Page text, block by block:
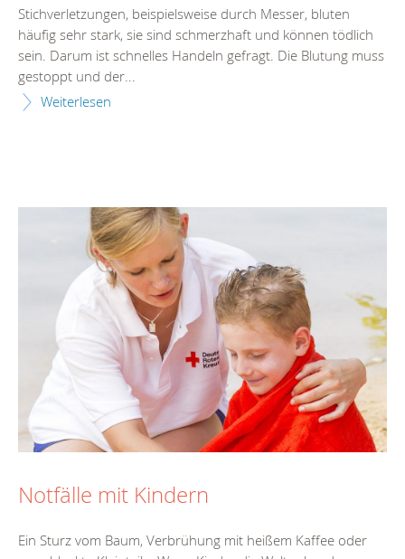
Stichverletzungen, beispielsweise durch Messer, bluten
häufig sehr stark, sie sind schmerzhaft und können tödlich
sein. Darum ist schnelles Handeln gefragt. Die Blutung muss
gestoppt und der...
Weiterlesen
Notfälle mit Kindern
Ein Sturz vom Baum, Verbrühung mit heißem Kaffee oder